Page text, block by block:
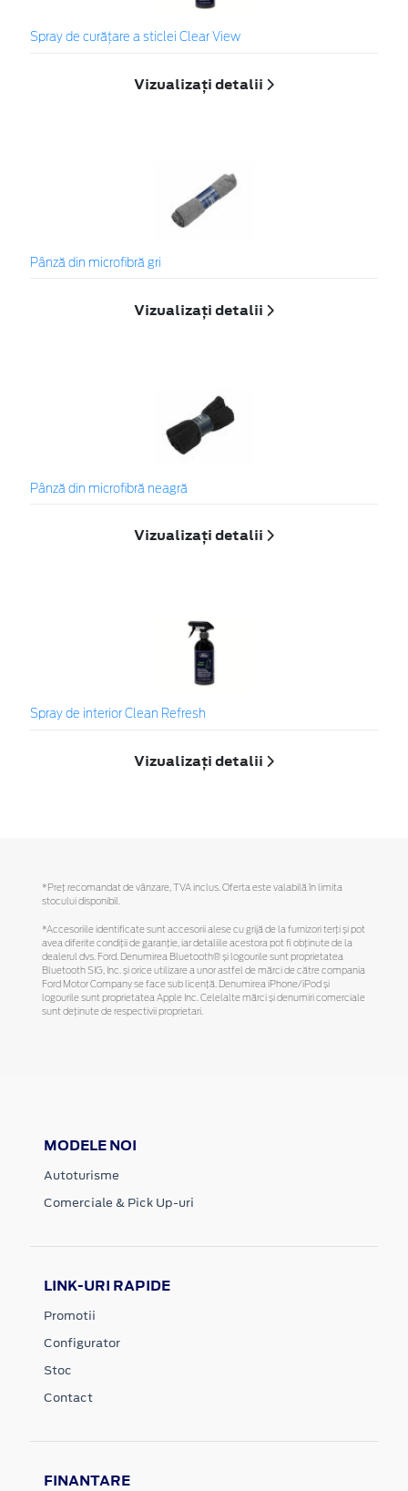
Spray de curățare a sticlei Clear View
Vizualizați detalii
Pânză din microfibră gri
Vizualizați detalii
Pânză din microfibră neagră
Vizualizați detalii
Spray de interior Clean Refresh
Vizualizați detalii
*Preţ recomandat de vânzare, TVA inclus. Oferta este valabilă în limita
stocului disponibil.
*Accesoriile identificate sunt accesorii alese cu grijă de la furnizori terți și pot
avea diferite condiții de garanție, iar detaliile acestora pot fi obținute de la
dealerul dvs. Ford. Denumirea Bluetooth® și logourile sunt proprietatea
Bluetooth SIG, Inc. și orice utilizare a unor astfel de mărci de către compania
Ford Motor Company se face sub licență. Denumirea iPhone/iPod și
logourile sunt proprietatea Apple Inc. Celelalte mărci și denumiri comerciale
sunt deținute de respectivii proprietari.
MODELE NOI
Autoturisme
Comerciale & Pick Up-uri
LINK-URI RAPIDE
Promotii
Configurator
Stoc
Contact
FINANTARE